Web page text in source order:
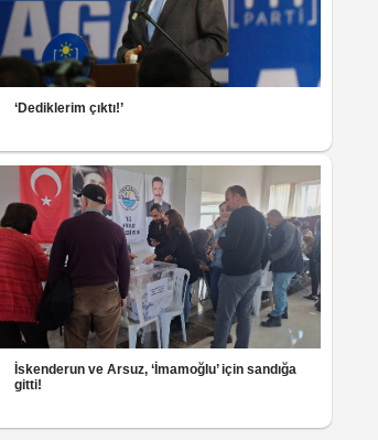
‘Dediklerim çıktı!’
İskenderun ve Arsuz, ‘İmamoğlu’ için sandığa
gitti!